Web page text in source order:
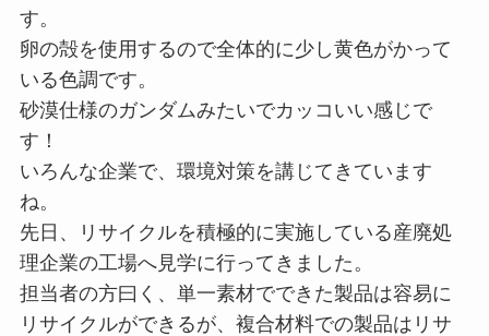
す。
卵の殻を使用するので全体的に少し黄色がかって
いる色調です。
砂漠仕様のガンダムみたいでカッコいい感じで
す！
いろんな企業で、環境対策を講じてきています
ね。
先日、リサイクルを積極的に実施している産廃処
理企業の工場へ見学に行ってきました。
担当者の方曰く、単一素材でできた製品は容易に
リサイクルができるが、複合材料での製品はリサ